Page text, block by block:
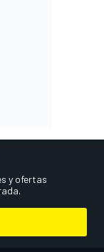
y ofertas